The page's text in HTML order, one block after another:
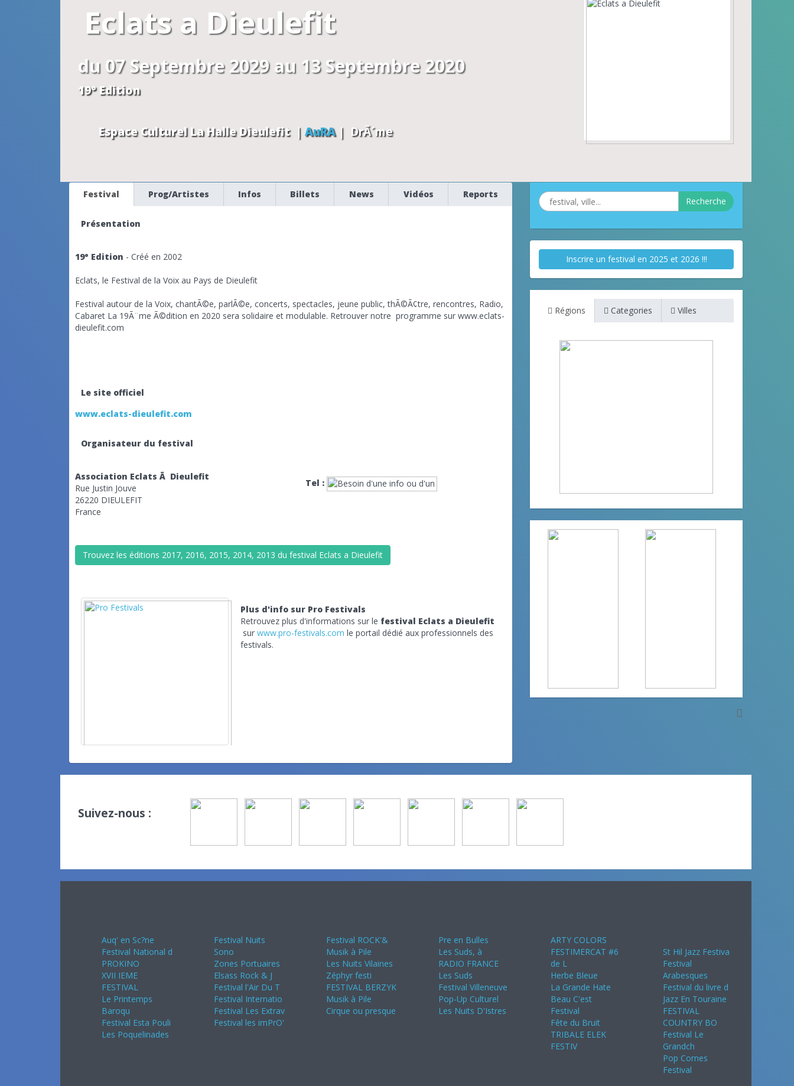
Eclats a Dieulefit
du 07 Septembre 2029 au 13 Septembre 2020
19° Edition
Espace Culturel La Halle Dieulefit| AuRA| DrÃ´me
Festival Prog/Artistes Infos Billets News Vidéos Reports
Présentation
19° Edition - Créé en 2002
Eclats, le Festival de la Voix au Pays de Dieulefit
Festival autour de la Voix, chantÃ©e, parlÃ©e, concerts, spectacles, jeune public, thÃ©Ã¢tre, rencontres, Radio,
Cabaret La 19Ã¨me Ã©dition en 2020 sera solidaire et modulable. Retrouver notre programme sur www.eclats-
dieulefit.com
Le site officiel
www.eclats-dieulefit.com
Organisateur du festival
Association Eclats Ã Dieulefit
Rue Justin Jouve
26220 DIEULEFIT
France
Tel :
Trouvez les éditions 2017, 2016, 2015, 2014, 2013 du festival Eclats a Dieulefit
Plus d'info sur Pro Festivals
Retrouvez plus d'informations sur le festival Eclats a Dieulefit
sur www.pro-festivals.com le portail dédié aux professionnels des
festivals.
Recherche
Inscrire un festival en 2025 et 2026 !!!
Régions Categories Villes
Suivez-nous :
Auq' en Sc?ne
Festival National d
PROKINO
XVII IEME
FESTIVAL
Le Printemps
Baroqu
Festival Esta Pouli
Les Poquelinades
Festival Nuits
Sono
Zones Portuaires
Elsass Rock & J
Festival l'Air Du T
Festival Internatio
Festival Les Extrav
Festival les imPrO'
Festival ROCK'&
Musik à Pile
Les Nuits Vilaines
Zéphyr festi
FESTIVAL BERZYK
Musik à Pile
Cirque ou presque
Pre en Bulles
Les Suds, à
RADIO FRANCE
Les Suds
Festival Villeneuve
Pop-Up Culturel
Les Nuits D'Istres
ARTY COLORS
FESTIMERCAT #6
de L
Herbe Bleue
La Grande Hate
Beau C'est
Festival
Fête du Bruit
TRIBALE ELEK
FESTIV
St Hil Jazz Festiva
Festival
Arabesques
Festival du livre d
Jazz En Touraine
FESTIVAL
COUNTRY BO
Festival Le
Grandch
Pop Cornes
Festival